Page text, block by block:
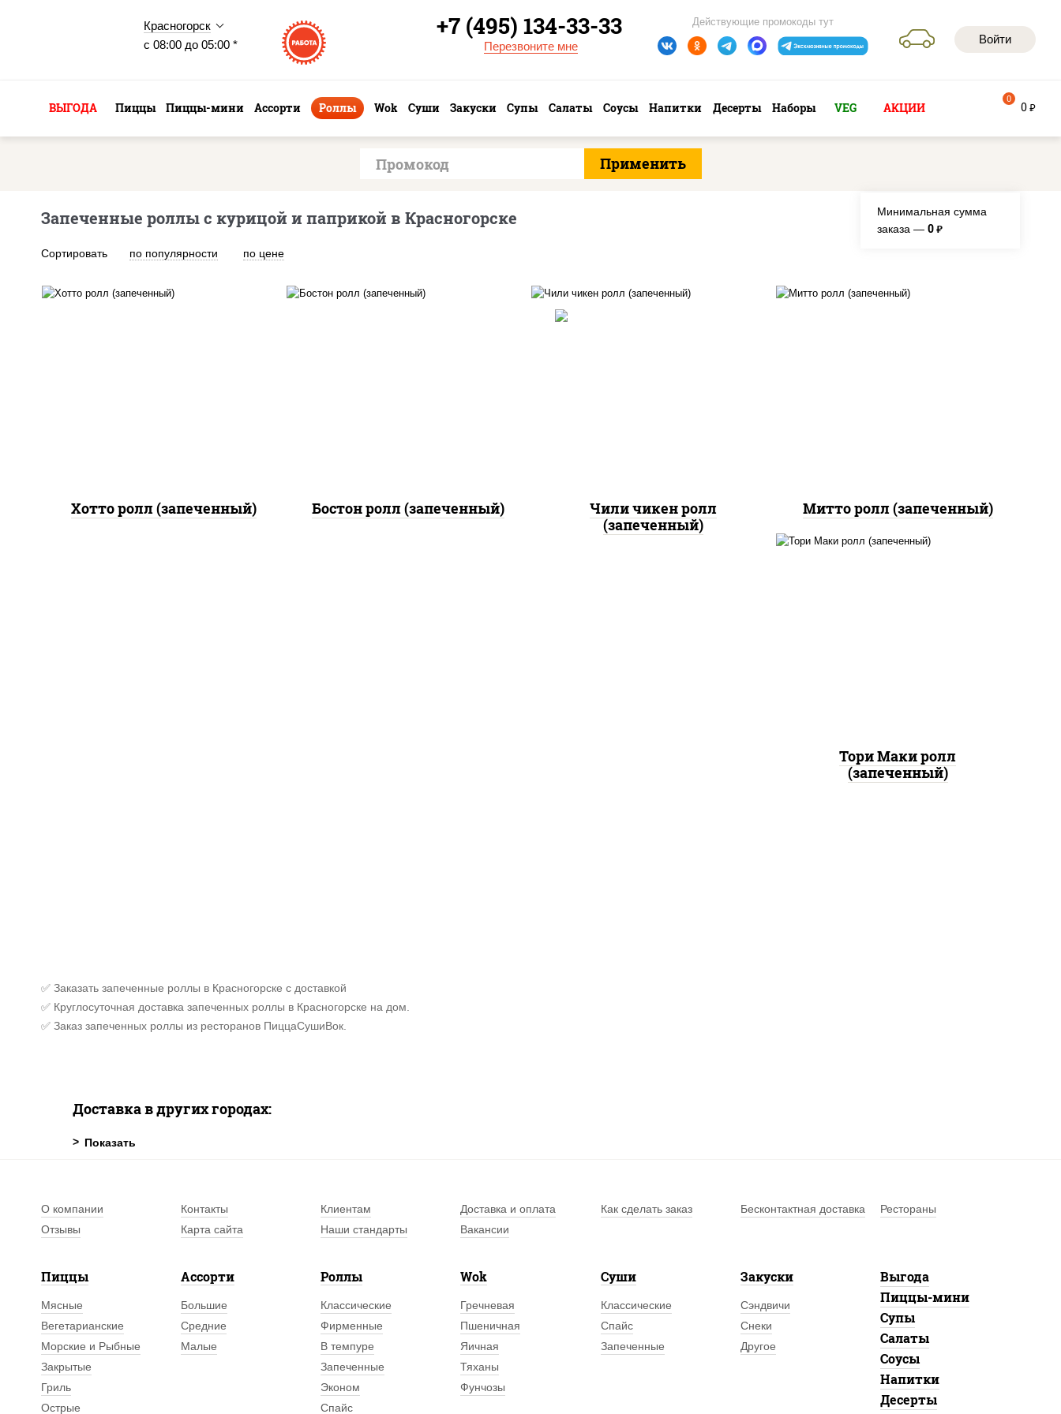
Красногорск
с 08:00 до 05:00 *
Войти
Действующие промокоды тут
+7 (495) 134-33-33
Перезвоните мне
ВЫГОДА Пиццы Пиццы-мини Ассорти Роллы Wok Суши Закуски Супы Салаты Соусы Напитки Десерты Наборы VEG АКЦИИ 0 руб
0
Запеченные роллы с курицой и паприкой в Красногорске
Сортировать по популярности по цене
Минимальная сумма
заказа — 0 руб.
Хотто ролл (запеченный) Бостон ролл (запеченный)
Чили чикен ролл
(запеченный)
Митто ролл (запеченный)
Тори Маки ролл
(запеченный)
✅ Заказать запеченные роллы в Красногорске с доставкой
✅ Круглосуточная доставка запеченных роллы в Красногорске на дом.
✅ Заказ запеченных роллы из ресторанов ПиццаСушиВок.
Доставка в других городах:
О компании Контакты Клиентам Доставка и оплата Как сделать заказ Бесконтактная доставка
Рестораны
Отзывы
Карта сайта Наши стандарты Вакансии
Пиццы
Мясные
Вегетарианские
Морские и Рыбные
Закрытые
Гриль
Острые
Ассорти
Большие
Средние
Малые
Роллы
Классические
Фирменные
В темпуре
Запеченные
Эконом
Спайс
Wok
Гречневая
Пшеничная
Яичная
Тяханы
Фунчозы
Суши
Классические
Спайс
Запеченные
Закуски
Сэндвичи
Снеки
Другое
Выгода
Пиццы-мини
Супы
Салаты
Соусы
Напитки
Десерты